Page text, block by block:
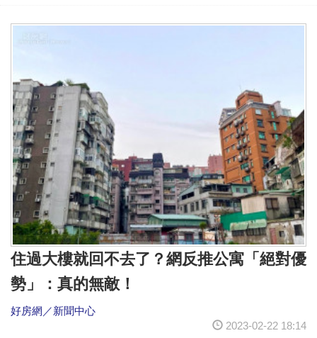
住過大樓就回不去了？網反推公寓「絕對優
勢」：真的無敵！
好房網／新聞中心
2023-02-22 18:14